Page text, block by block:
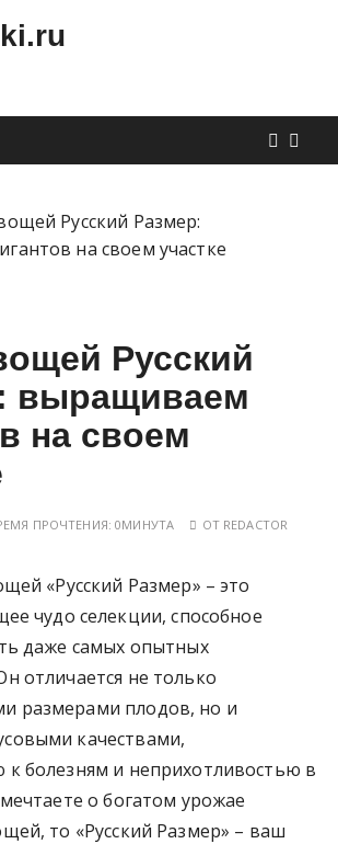
Русский Размер:
на своем участке
Русский
выращиваем
на своем
ПРОЧТЕНИЯ:0МИНУТА ОТ REDACTOR
«Русский Размер» – это
чудо селекции, способное
даже самых опытных
отличается не только
размерами плодов, но и
качествами,
к болезням и неприхотливостью в
о богатом урожае
то «Русский Размер» – ваш